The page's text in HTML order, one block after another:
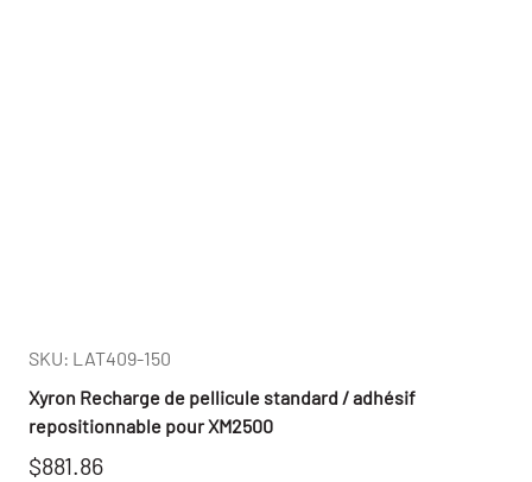
SKU: LAT409-150
Xyron Recharge de pellicule standard / adhésif
repositionnable pour XM2500
$881.86